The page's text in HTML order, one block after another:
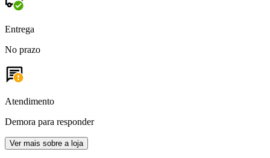
Entrega
No prazo
Atendimento
Demora para responder
Ver mais sobre a loja